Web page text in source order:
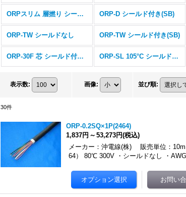
ORPスリム 層撚り シールドなし ORP-D シールド付き(SB)
ORP-TW シールドなし ORP-TW シールド付き(SB)
ORP-30F 芯 シールド付き(SB) 超細径 ORP-SL 105°C シールド付き(SB)
表示数: 画像: 並び順:
30件
ORP-0.2SQ×1P(2464)
1,837円 ～ 53,273円(税込)
メーカー：沖電線(株) 販売単位：
64） 80℃ 300V ・シールドなし ・